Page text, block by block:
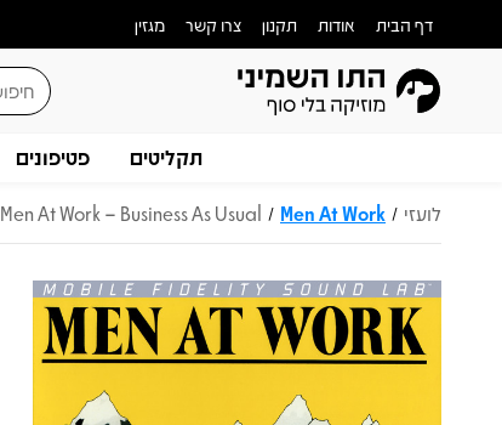
דף הבית אודות תקנון צרו קשר מגזין
תקליטים פטיפונים
לועזי /
Men At Work
/
Men At Work – Business As Usual